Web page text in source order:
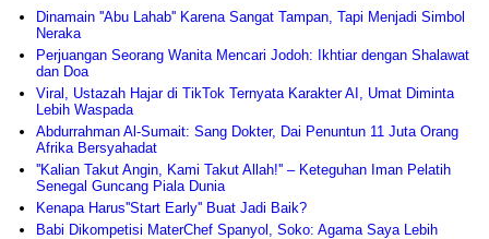
Dinamain ''Abu Lahab'' Karena Sangat Tampan, Tapi Menjadi Simbol
Neraka
Perjuangan Seorang Wanita Mencari Jodoh: Ikhtiar dengan Shalawat
dan Doa
Viral, Ustazah Hajar di TikTok Ternyata Karakter AI, Umat Diminta
Lebih Waspada
Abdurrahman Al-Sumait: Sang Dokter, Dai Penuntun 11 Juta Orang
Afrika Bersyahadat
''Kalian Takut Angin, Kami Takut Allah!'' – Keteguhan Iman Pelatih
Senegal Guncang Piala Dunia
Kenapa Harus''Start Early'' Buat Jadi Baik?
Babi Dikompetisi MaterChef Spanyol, Soko: Agama Saya Lebih